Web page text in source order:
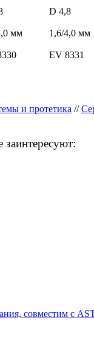
D 4,8
мм 1,6/4,0 мм
EV 8331
и протетика //
совместим с